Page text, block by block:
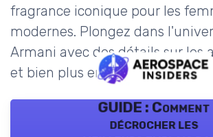
fragrance iconique pour les
modernes. Plongez dans
Armani avec des détails sur les
et bien plus encore.
GUIDE : Comment
décrocher les